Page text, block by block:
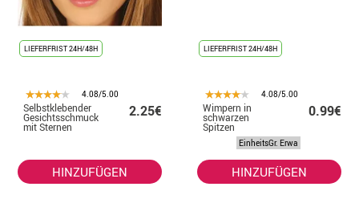
LIEFERFRIST 24H/48H
4.08/5.00
Selbstklebender
Gesichtsschmuck
mit Sternen
2.25€
HINZUFÜGEN
LIEFERFRIST 24H/48H
4.08/5.00
Wimpern in
schwarzen
Spitzen
0.99€
EinheitsGr. Erwa
HINZUFÜGEN